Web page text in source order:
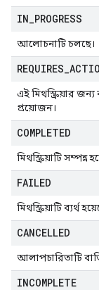
IN PROGRESS
আলোচনাটি চলছে।
REQUIRES
এই মিথস্ক্রিয়ার
প্রয়োজন।
COMPLETED
মিথস্ক্রিয়াটি সম্পন্ন
FAILED
মিথস্ক্রিয়াটি ব্যর্থ
CANCELLED
আলাপচারিতাটি
INCOMPLETE